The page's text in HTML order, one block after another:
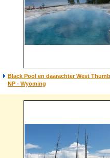
Black Pool en daarachter West
NP - Wyoming